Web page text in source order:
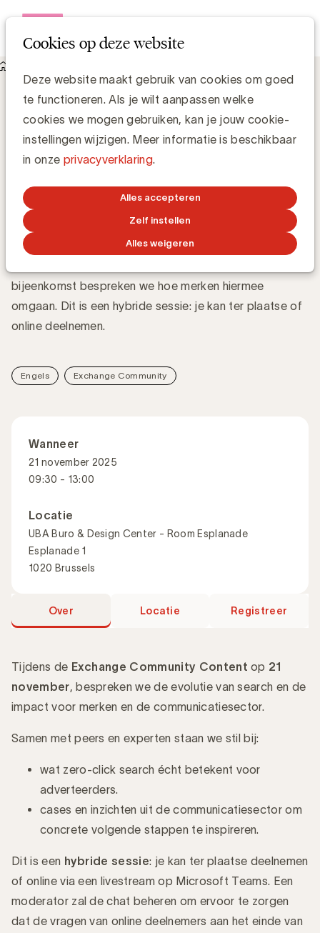
Cookies op deze website
Deze website maakt gebruik van cookies om goed
te functioneren. Als je wilt aanpassen welke
cookies we mogen gebruiken, kan je jouw cookie-
instellingen wijzigen. Meer informatie is beschikbaar
in onze privacyverklaring.
Alles accepteren
Zelf instellen
Alles weigeren
Zero-click search: hoe passen merken en de
communicatiesector zich aan?
Zero-click search: hoe passen merken en
de communicatiesector zich aan?
Met de vooruitgang van artificiële intelligentie evolueert
search marketing snel. De traditionele “klik” is niet
langer gegarandeerd. Zero-click search verandert hoe
mensen content en merken vinden en ermee omgaan.
bijeenkomst bespreken we hoe merken hiermee
omgaan. Dit is een hybride sessie: je kan ter plaatse of
online deelnemen.
Engels Exchange Community
Wanneer
21 november 2025
09:30 - 13:00
Locatie
UBA Buro & Design Center - Room Esplanade
Esplanade 1
1020 Brussels
Over Locatie Registreer
Introductie
Tijdens de Exchange Community Content op 21
november,bespreken we de evolutie van search en de
impact voor merken en de communicatiesector.
Samen met peers en experten staan we stil bij:
wat zero-click search écht betekent voor
adverteerders.
cases en inzichten uit de communicatiesector om
concrete volgende stappen te inspireren.
Dit is een hybride sessie: je kan ter plaatse deelnemen
of online via een livestream op Microsoft Teams. Een
moderator zal de chat beheren om ervoor te zorgen
dat de vragen van online deelnemers aan het einde van